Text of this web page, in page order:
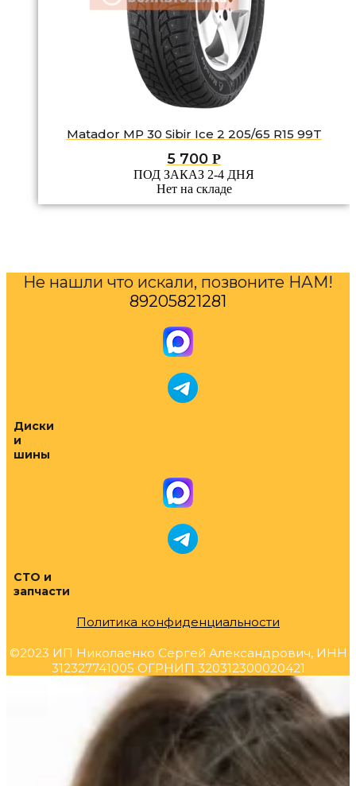
Matador MP 30 Sibir Ice 2 205/65 R15 99T
5 700 Р
ПОД ЗАКАЗ 2-4 ДНЯ
Нет на складе
Не нашли что искали, позвоните НАМ!
89205821281
Диски
и
шины
СТО и
запчасти
Политика конфиденциальности
©2023 ИП Николаенко Сергей Александрович, ИНН
312327741005 ОГРНИП 320312300020421